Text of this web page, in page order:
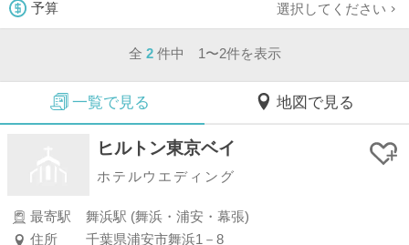
予算 選択してください
全 2 件中 1〜2件を表示
一覧で見る 地図で見る
ヒルトン東京ベイ
ホテルウエディング
最寄駅
舞浜駅 (舞浜・浦安・幕張)
住所
千葉県浦安市舞浜1－8